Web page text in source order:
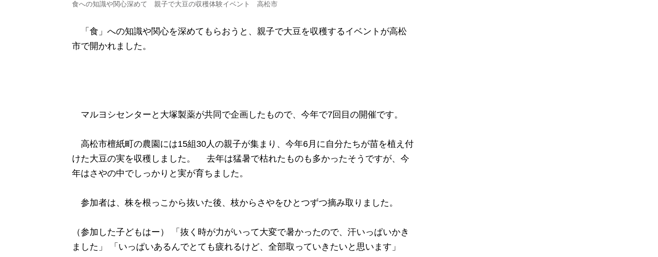
食への知識や関心深めて 親子で大豆の収穫体験イベント 高松市
「食」への知識や関心を深めてもらおうと、親子で大豆を収穫するイベントが高松
市で開かれました。
マルヨシセンターと大塚製薬が共同で企画したもので、今年で7回目の開催です。
高松市檀紙町の農園には15組30人の親子が集まり、今年6月に自分たちが苗を植え付
けた大豆の実を収穫しました。 去年は猛暑で枯れたものも多かったそうですが、今
年はさやの中でしっかりと実が育ちました。
参加者は、株を根っこから抜いた後、枝からさやをひとつずつ摘み取りました。
（参加した子どもはー） 「抜く時が力がいって大変で暑かったので、汗いっぱいかき
ました」 「いっぱいあるんでとても疲れるけど、全部取っていきたいと思います」